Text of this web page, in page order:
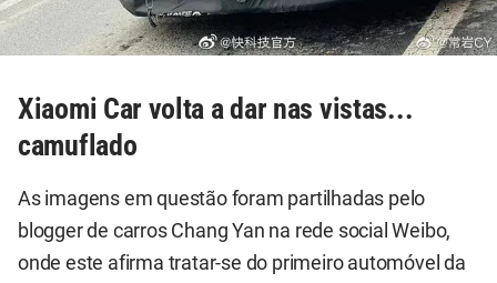
Xiaomi Car volta a dar nas vistas...
camuflado
As imagens em questão foram partilhadas pelo
blogger de carros Chang Yan na rede social Weibo,
onde este afirma tratar-se do primeiro automóvel da